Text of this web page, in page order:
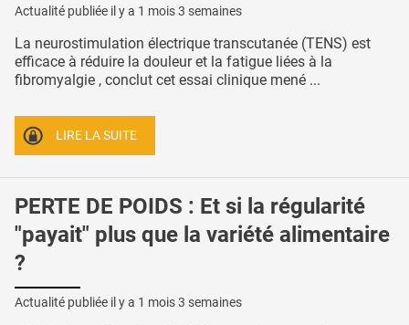
Actualité publiée il y a 1 mois 3 semaines
La neurostimulation électrique transcutanée (TENS) est
efficace à réduire la douleur et la fatigue liées à la
fibromyalgie , conclut cet essai clinique mené ...
LIRE LA SUITE
PERTE DE POIDS : Et si la régularité
"payait" plus que la variété alimentaire
?
Actualité publiée il y a 1 mois 3 semaines